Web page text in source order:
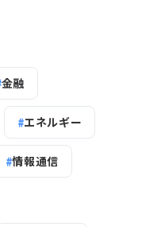
金融
エネルギー
情報通信